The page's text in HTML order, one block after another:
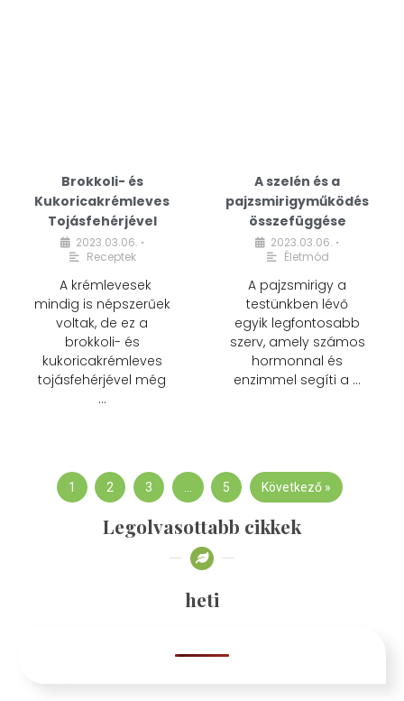
Brokkoli- és
Kukoricakrémleves
Tojásfehérjével
2023.03.06. •
Receptek
A krémlevesek
mindig is népszerűek
voltak, de ez a
brokkoli- és
kukoricakrémleves
tojásfehérjével még
…
A szelén és a
pajzsmirigyműködés
összefüggése
2023.03.06. •
Életmód
A pajzsmirigy a
testünkben lévő
egyik legfontosabb
szerv, amely számos
hormonnal és
enzimmel segíti a …
1 2 3 … 5 Következő »
Legolvasottabb cikkek
heti